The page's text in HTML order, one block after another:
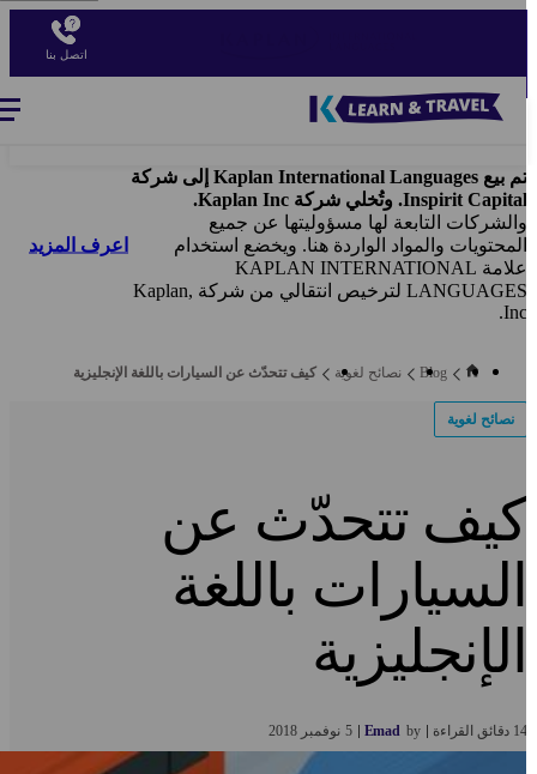
اتصل بنا
تم بيع Kaplan International Languages إلى شركة
Inspirit Capital. وتُخلي شركة Kaplan Inc.
والشركات التابعة لها مسؤوليتها عن جميع
المحتويات والمواد الواردة هنا. ويخضع استخدام
علامة KAPLAN INTERNATIONAL
LANGUAGES لترخيص انتقالي من شركة Kaplan,
Inc.
اعرف المزيد
Blog نصائح لغوية كيف تتحدّث عن السيارات باللغة الإنجليزية
نصائح لغوية
كيف تتحدّث عن
السيارات باللغة
الإنجليزية
14 دقائق القراءة by
Emad
5 نوفمبر 2018